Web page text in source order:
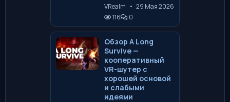
VRealm • 29 Мая 2026
116
0
Обзор A Long
Survive —
кооперативный
VR-шутер с
хорошей основой
и слабыми
идеями